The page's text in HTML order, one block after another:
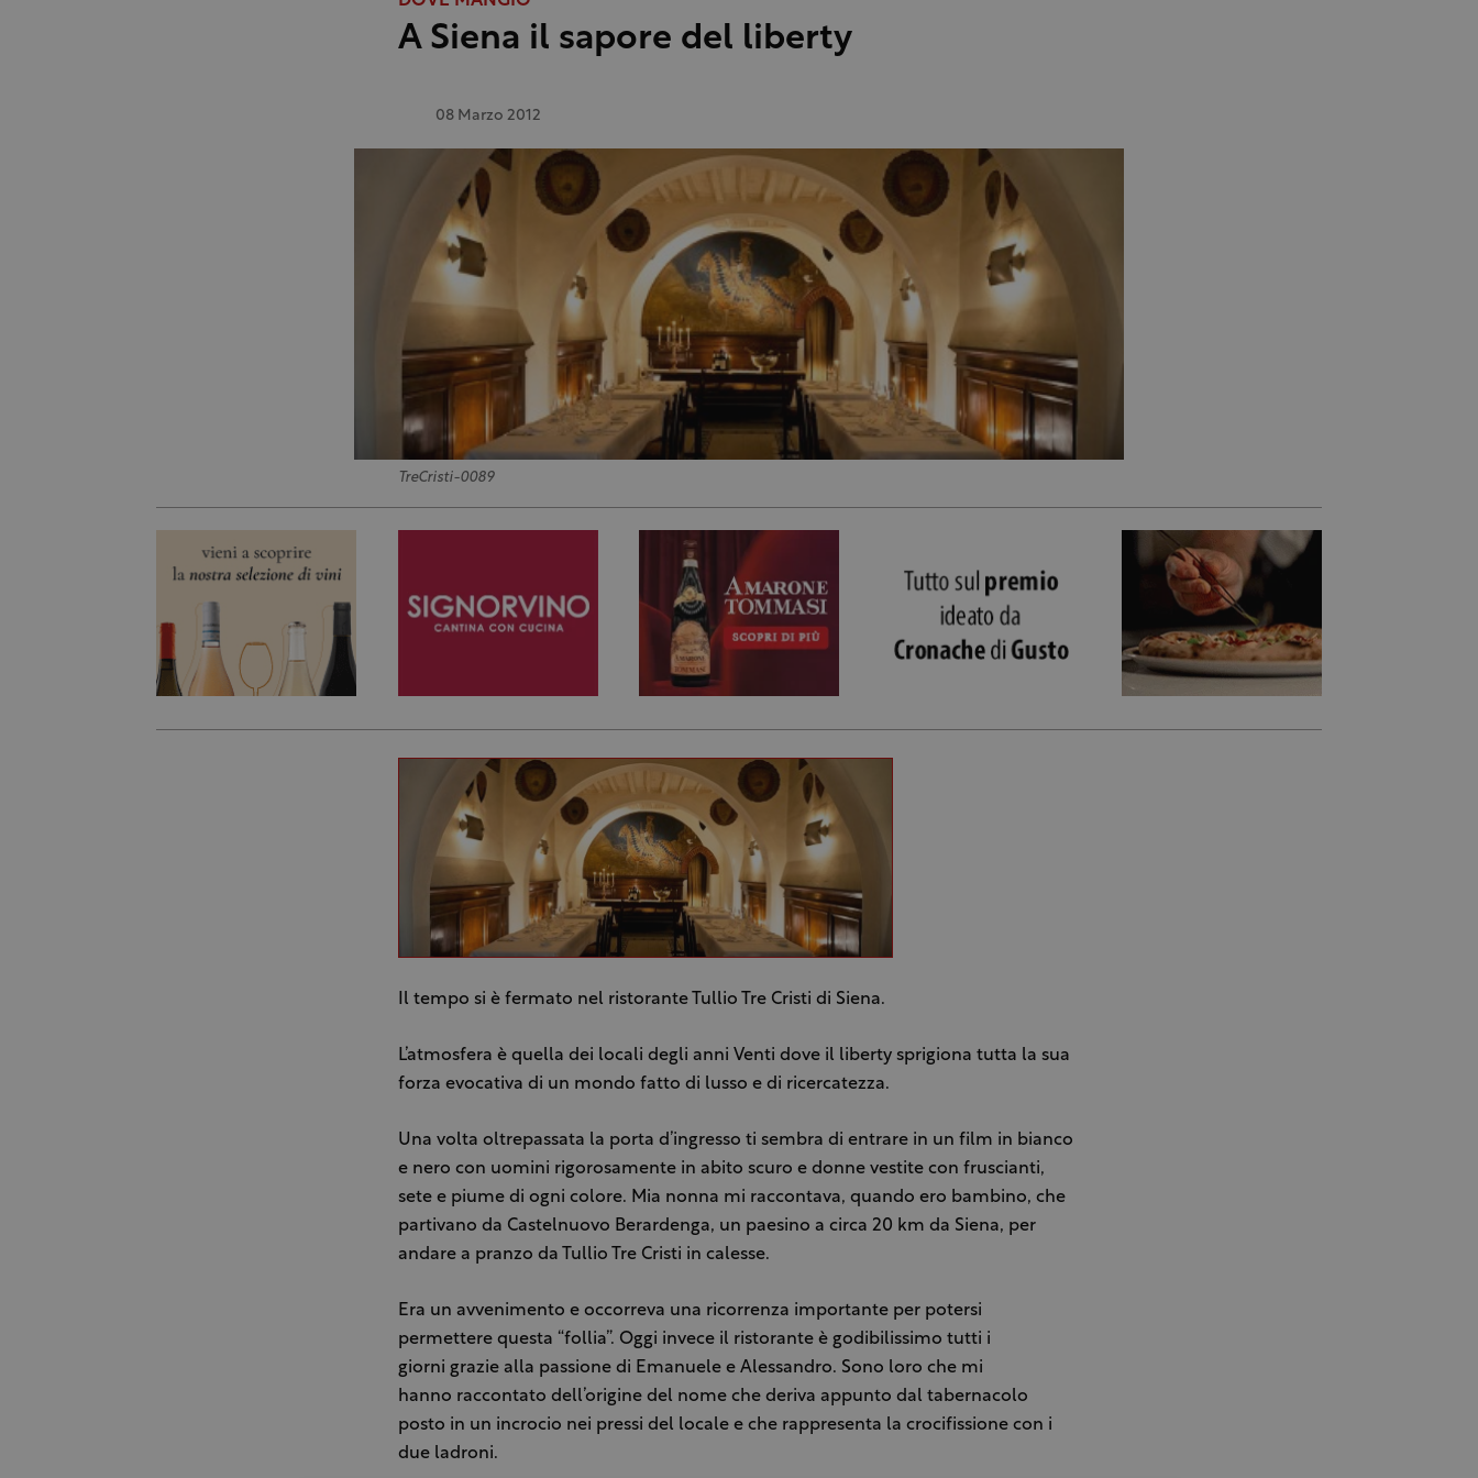
A Siena il sapore del liberty
08 Marzo 2012
TreCristi-0089
Il tempo si è fermato nel ristorante Tullio Tre Cristi di Siena.
L’atmosfera è quella dei locali degli anni Venti dove il liberty sprigiona tutta la sua
forza evocativa di un mondo fatto di lusso e di ricercatezza.
Una volta oltrepassata la porta d’ingresso ti sembra di entrare in un film in bianco
e nero con uomini rigorosamente in abito scuro e donne vestite con fruscianti,
sete e piume di ogni colore. Mia nonna mi raccontava, quando ero bambino, che
partivano da Castelnuovo Berardenga, un paesino a circa 20 km da Siena, per
andare a pranzo da Tullio Tre Cristi in calesse.
Era un avvenimento e occorreva una ricorrenza importante per potersi
permettere questa “follia”. Oggi invece il ristorante è godibilissimo tutti i
giorni grazie alla passione di Emanuele e Alessandro. Sono loro che mi
hanno raccontato dell’origine del nome che deriva appunto dal tabernacolo
posto in un incrocio nei pressi del locale e che rappresenta la crocifissione con i
due ladroni.